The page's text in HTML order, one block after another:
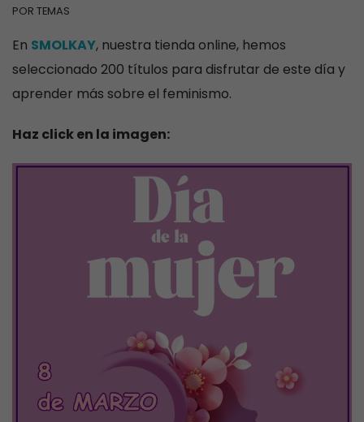
POR TEMAS
En SMOLKAY, nuestra tienda online, hemos
seleccionado 200 títulos para disfrutar de este día y
aprender más sobre el feminismo.
Haz click en la imagen: